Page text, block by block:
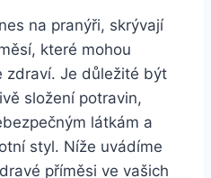
na pranýři, skrývají
které mohou
zdraví. Je důležité být
složení potravin,
látkám a
styl. Níže uvádíme
příměsi ve vašich